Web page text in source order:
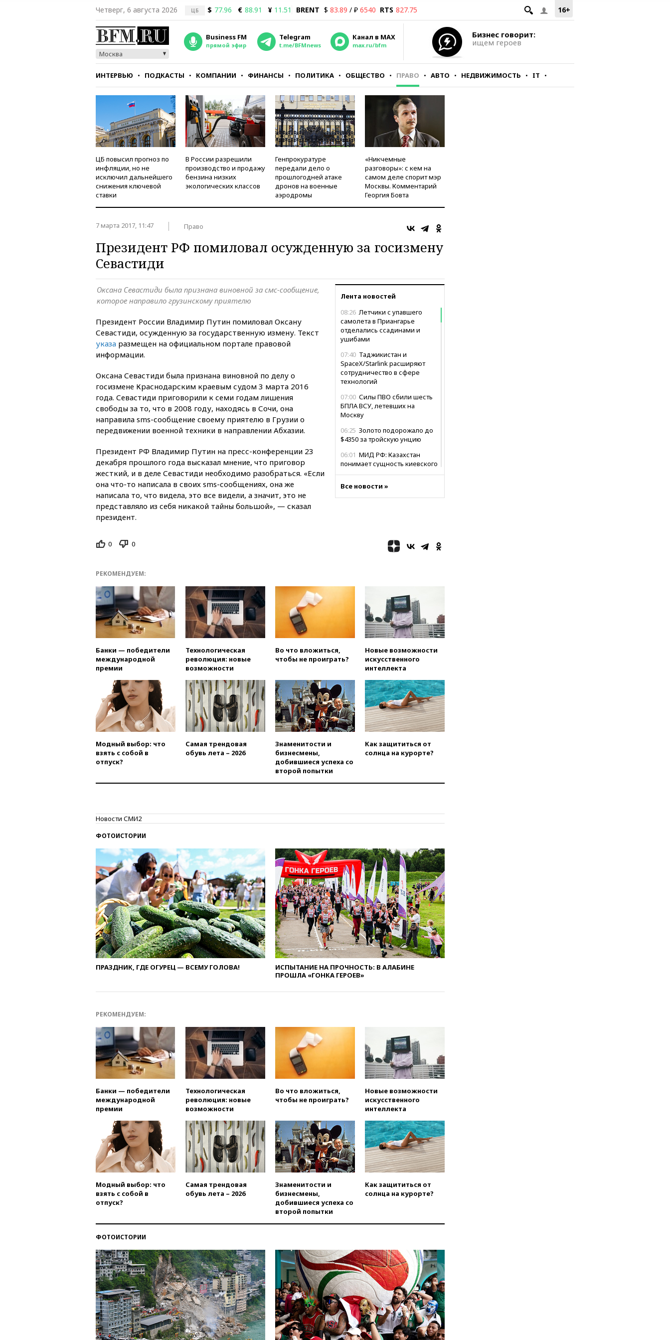
16+
Четверг, 6 августа 2026 ЦБ $ 77.96 € 88.91 ¥ 11.51 BRENT $ 83.89 / ₽ 6540 RTS 827.75
Москва
Business FM
прямой эфир
Telegram
t.me/BFMnews
Канал в MAX
max.ru/bfm
Бизнес говорит:
ищем героев
ИНТЕРВЬЮ ПОДКАСТЫ КОМПАНИИ ФИНАНСЫ ПОЛИТИКА ОБЩЕСТВО ПРАВО АВТО НЕДВИЖИМОСТЬ IT
СТИЛЬ ТЕСТЫ
ЦБ повысил прогноз по
инфляции, но не
исключил дальнейшего
снижения ключевой
ставки
В России разрешили
производство и продажу
бензина низких
экологических классов
Генпрокуратуре
передали дело о
прошлогодней атаке
дронов на военные
аэродромы
«Никчемные
разговоры»: с кем на
самом деле спорит мэр
Москвы. Комментарий
Георгия Бовта
7 марта 2017, 11:47 Право
Президент РФ помиловал осужденную за госизмену
Севастиди
Лента новостей
08:26 Летчики с упавшего
самолета в Приангарье
отделались ссадинами и
ушибами
07:40 Таджикистан и
SpaceX/Starlink расширяют
сотрудничество в сфере
технологий
07:00 Силы ПВО сбили шесть
БПЛА ВСУ, летевших на
Москву
06:25 Золото подорожало до
$4350 за тройскую унцию
06:01 МИД РФ: Казахстан
понимает сущность киевского
05:10 Дом детства Нила
Армстронга впервые за 38 лет
украинского конфликта
Трамп заявил, что
02:06
Лантратова: судьба
сотни жителей Курской
области все еще неизвестна
МИД РФ: ЕС пытается
сохранить мобилизационный
ресурс для Украины
Девочка с «маской
Бэтмена» показала лицо
после последней операции
вчера, 23:35Российского
историка Артема Кирпиченка
арестовали в Израиле
вчера, 23:23«Спартак»
разгромил «Оренбург» в
вчера, 23:00 Пост Дмитриева в
X о миграционном кризисе в
просмотров
означает прекращения
производства телевизоров в
вчера, 22:35Семь грузовых
вагонов сошли с рельсов в
Оренбургской области
вчера, 22:22Минфин: в июле
выросли нефтегазовые
доходы российского бюджета
вчера, 22:15Аксаков: ЦБ
согласовал первый стандарт
исламского банкинга
вчера, 21:43Организаторы
«Интервидения»
подтвердили, что конкурс
пройдет в Саудовской Аравии
вчера, 21:35Машков: в РФ
Правительство
РФ разрешило продажу
бензина старых
экологических классов
вчера, 21:15Путин обсудил с
театральных деятелей
вчера, 20:47 Newsweek:
47 из 50 штатов США
вчера, 20:35ПВО за 12 часов
сбила 200 украинских
беспилотников
золотых медалей выиграли на
ЧЕ российские синхронистки
после взрыва ничего не
вчера, 20:08По всей Грузии
снова отключилось
электричество
вчера, 20:00Зеленский связал
дефицит ракет с попыткой
Запада принудить Киев к
уступкам
вчера, 19:45Памфилова: ЦИК
примет беспрецедентные
Все новости »
Оксана Севастиди была признана виновной за смс-сообщение,
которое направило грузинскому приятелю
Президент России Владимир Путин помиловал Оксану
Севастиди, осужденную за государственную измену. Текст
указа размещен на официальном портале правовой
информации.
Оксана Севастиди была признана виновной по делу о
госизмене Краснодарским краевым судом 3 марта 2016
года. Севастиди приговорили к семи годам лишения
свободы за то, что в 2008 году, находясь в Сочи, она
направила sms-сообщение своему приятелю в Грузии о
передвижении военной техники в направлении Абхазии.
Президент РФ Владимир Путин на пресс-конференции 23
декабря прошлого года высказал мнение, что приговор
жесткий, и в деле Севастиди необходимо разобраться. «Если
она что-то написала в своих sms-сообщениях, она же
написала то, что видела, это все видели, а значит, это не
представляло из себя никакой тайны большой», — сказал
президент.
0 0
РЕКОМЕНДУЕМ:
Банки — победители
международной
премии
Технологическая
революция: новые
возможности
Во что вложиться,
чтобы не проиграть?
Новые возможности
искусственного
интеллекта
Модный выбор: что
взять с собой в
отпуск?
Самая трендовая
обувь лета – 2026
Знаменитости и
бизнесмены,
добившиеся успеха со
второй попытки
Как защититься от
солнца на курорте?
Новости СМИ2
ФОТОИСТОРИИ
ПРАЗДНИК, ГДЕ ОГУРЕЦ — ВСЕМУ ГОЛОВА!
ИСПЫТАНИЕ НА ПРОЧНОСТЬ: В АЛАБИНЕ
ПРОШЛА «ГОНКА ГЕРОЕВ»
РЕКОМЕНДУЕМ:
Банки — победители
международной
премии
Технологическая
революция: новые
возможности
Во что вложиться,
чтобы не проиграть?
Новые возможности
искусственного
интеллекта
Модный выбор: что
взять с собой в
отпуск?
Самая трендовая
обувь лета – 2026
Знаменитости и
бизнесмены,
добившиеся успеха со
второй попытки
Как защититься от
солнца на курорте?
ФОТОИСТОРИИ